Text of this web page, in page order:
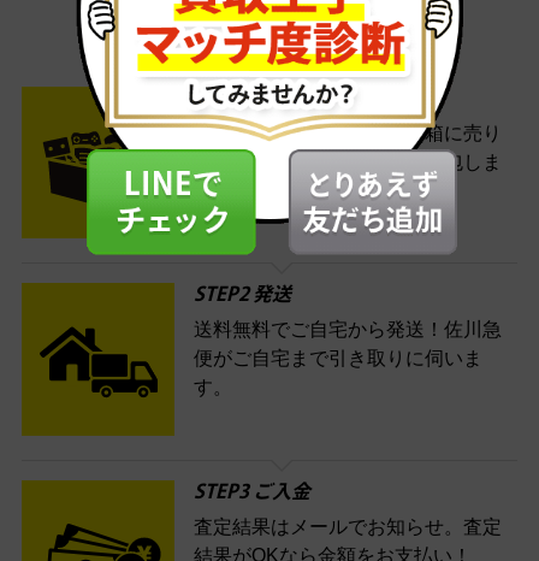
ご利用は簡単3ステップ
- FLOW -
STEP1 お申込み・梱包
ネットでお申込みしたら、箱に売り
たい商品をいろいろ詰めて梱包しま
す。
STEP2 発送
送料無料でご自宅から発送！佐川急
便がご自宅まで引き取りに伺いま
す。
STEP3 ご入金
査定結果はメールでお知らせ。査定
結果がOKなら金額をお支払い！